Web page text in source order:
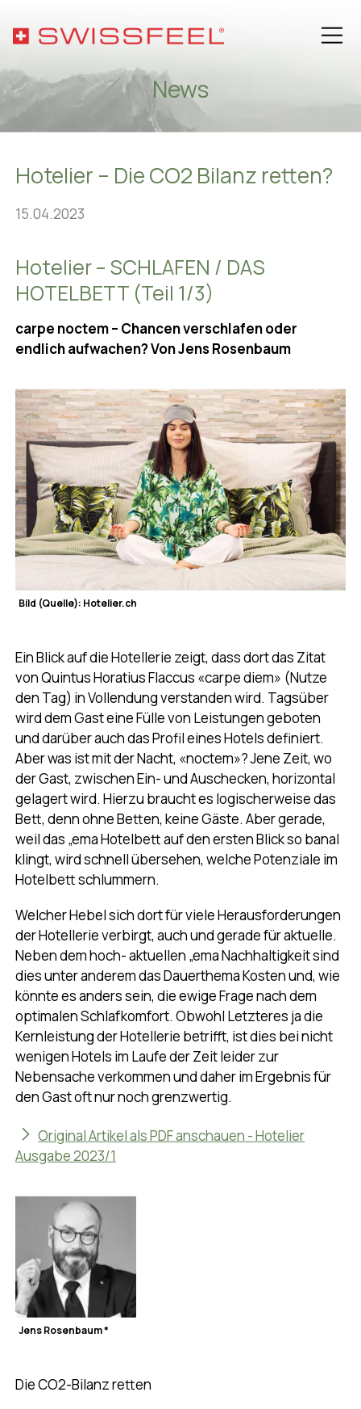
Philosophie
Sortiment
Gesundheit
Über SWISSFEEL
News
Hotelier – Die CO2 Bilanz retten?
15.04.2023
Hotelier – SCHLAFEN / DAS
HOTELBETT (Teil 1/3)
carpe noctem – Chancen verschlafen oder
endlich aufwachen? Von Jens Rosenbaum
Bild (Quelle): Hotelier.ch
Ein Blick auf die Hotellerie zeigt, dass dort das Zitat
von Quintus Horatius Flaccus «carpe diem» (Nutze
den Tag) in Vollendung verstanden wird. Tagsüber
wird dem Gast eine Fülle von Leistungen geboten
und darüber auch das Profil eines Hotels definiert.
Aber was ist mit der Nacht, «noctem»? Jene Zeit, wo
der Gast, zwischen Ein- und Auschecken, horizontal
gelagert wird. Hierzu braucht es logischerweise das
Bett, denn ohne Betten, keine Gäste. Aber gerade,
weil das „ema Hotelbett auf den ersten Blick so banal
klingt, wird schnell übersehen, welche Potenziale im
Hotelbett schlummern.
Welcher Hebel sich dort für viele Herausforderungen
der Hotellerie verbirgt, auch und gerade für aktuelle.
Neben dem hoch- aktuellen „ema Nachhaltigkeit sind
dies unter anderem das Dauerthema Kosten und, wie
könnte es anders sein, die ewige Frage nach dem
optimalen Schlafkomfort. Obwohl Letzteres ja die
Kernleistung der Hotellerie betrifft, ist dies bei nicht
wenigen Hotels im Laufe der Zeit leider zur
Nebensache verkommen und daher im Ergebnis für
den Gast oft nur noch grenzwertig.
Original Artikel als PDF anschauen - Hotelier
Ausgabe 2023/1
Jens Rosenbaum *
Die CO2-Bilanz retten